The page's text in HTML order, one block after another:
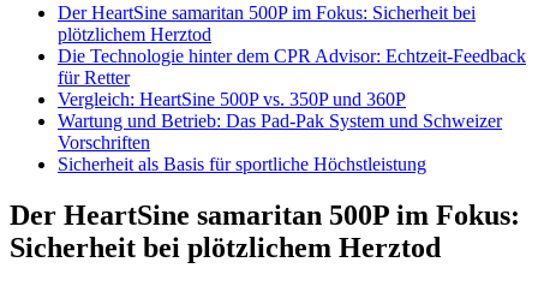
Der HeartSine samaritan 500P im Fokus: Sicherheit bei
plötzlichem Herztod
Die Technologie hinter dem CPR Advisor: Echtzeit-Feedback
für Retter
Vergleich: HeartSine 500P vs. 350P und 360P
Wartung und Betrieb: Das Pad-Pak System und Schweizer
Vorschriften
Sicherheit als Basis für sportliche Höchstleistung
Der HeartSine samaritan 500P im Fokus:
Sicherheit bei plötzlichem Herztod